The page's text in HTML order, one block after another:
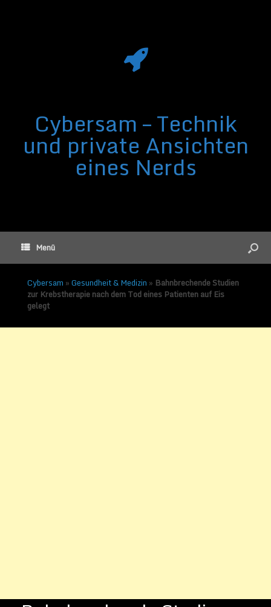
Cybersam – Technik
und private Ansichten
eines Nerds
Menü
Cybersam »Gesundheit & Medizin » Bahnbrechende Studien
zur Krebstherapie nach dem Tod eines Patienten auf Eis
gelegt